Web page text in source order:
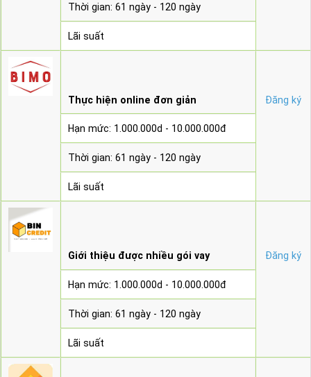
Thời gian: 61 ngày - 120 ngày
Lãi suất
Thực hiện online đơn giản Đăng ký
Hạn mức: 1.000.000d - 10.000.000đ
Thời gian: 61 ngày - 120 ngày
Lãi suất
Giới thiệu được nhiều gói vay Đăng ký
Hạn mức: 1.000.000d - 10.000.000đ
Thời gian: 61 ngày - 120 ngày
Lãi suất